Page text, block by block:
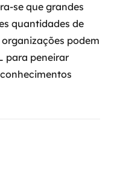
se que grandes
quantidades de
podem
para peneirar